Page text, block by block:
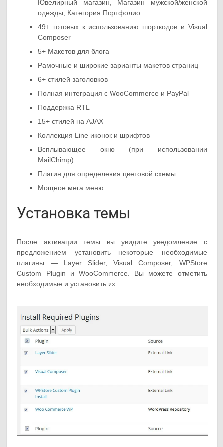
Ювелирный магазин, Магазин мужской/женской
одежды, Категория Портфолио
49+ готовых к использованию шорткодов и Visual
Composer
5+ Макетов для блога
Рамочные и широкие варианты макетов страниц
6+ стилей заголовков
Полная интеграция с WooCommerce и PayPal
Поддержка RTL
15+ стилей на AJAX
Коллекция Line иконок и шрифтов
Всплывающее окно (при использовании
MailChimp)
Плагин для определения цветовой схемы
Мощное мега меню
Установка темы
После активации темы вы увидите уведомление с
предложением установить некоторые необходимые
плагины — Layer Slider, Visual Composer, WPStore
Custom Plugin и WooCommerce. Вы можете отметить
необходимые и установить их: